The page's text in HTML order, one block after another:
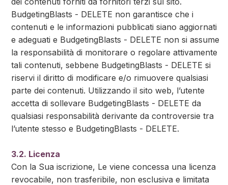
BudgetingBlasts - DELETE non garantisce che i
contenuti e le informazioni pubblicati siano aggiornati
e adeguati e BudgetingBlasts - DELETE non si assume
la responsabilità di monitorare o regolare attivamente
tali contenuti, sebbene BudgetingBlasts - DELETE si
riservi il diritto di modificare e/o rimuovere qualsiasi
parte dei contenuti. Utilizzando il sito web, l’utente
accetta di sollevare BudgetingBlasts - DELETE da
qualsiasi responsabilità derivante da controversie tra
l’utente stesso e BudgetingBlasts - DELETE.
3.2. Licenza
Con la Sua iscrizione, Le viene concessa una licenza
revocabile, non trasferibile, non esclusiva e limitata